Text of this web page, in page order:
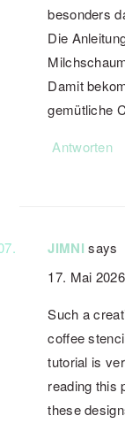
besonders
Die
Damit
gemütliche
Antworten
JIMNI says
17. Mai
Such a
coffee
tutorial is
reading this
these